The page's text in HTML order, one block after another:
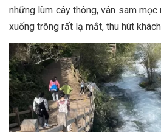
những lùm cây thông, vân sam
xuống trông rất lạ mắt, thu hút